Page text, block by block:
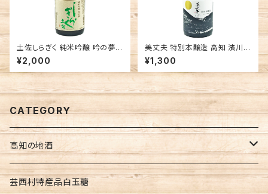
土佐しらぎく 純米吟醸 吟の夢
生酒 薄氷 高知 仙頭酒造場 日
本酒
¥2,000
美丈夫 特別本醸造 高知 濱川商
店 日本酒 辛口
¥1,300
CATEGORY
高知の地酒
高知の地酒飲みくらべセット
芸西村特産品白玉糖